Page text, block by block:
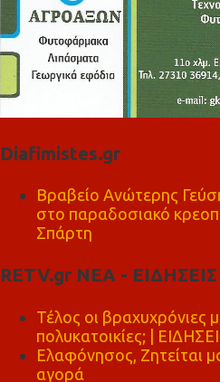
Diafimistes.gr
Βραβείο Ανώτερης
στο παραδοσιακό
Σπάρτη
RETV.gr ΝΕΑ -
Τέλος οι βραχυχρόνιες
πολυκατοικίες; |
Ελαφόνησος, Ζητείται
αγορά